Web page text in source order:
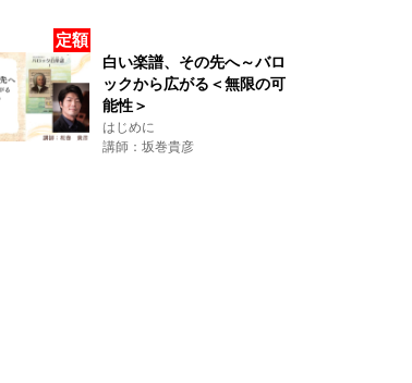
定額
白い楽譜、その先へ～バロ
ックから広がる＜無限の可
能性＞
はじめに
講師：坂巻貴彦